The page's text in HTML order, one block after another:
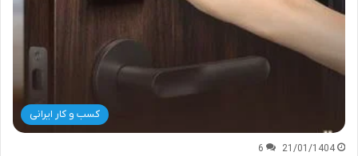
کسب و کار ایرانی
21/01/1404
6